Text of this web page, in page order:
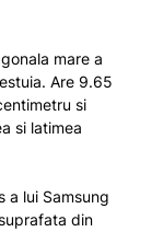
mare a
Are 9.65
si
si latimea
a lui Samsung
din